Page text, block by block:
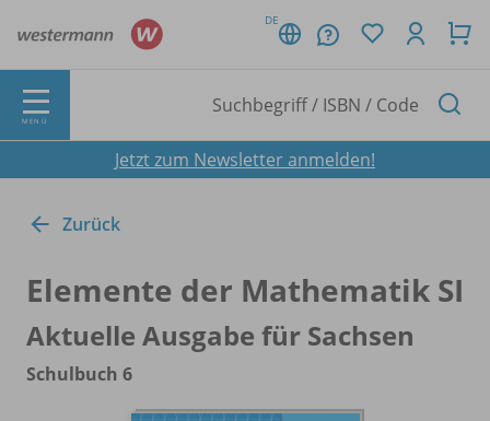
DE
MENÜ
Jetzt zum Newsletter anmelden!
Zurück
Elemente der Mathematik SI
Aktuelle Ausgabe für Sachsen
Schulbuch 6